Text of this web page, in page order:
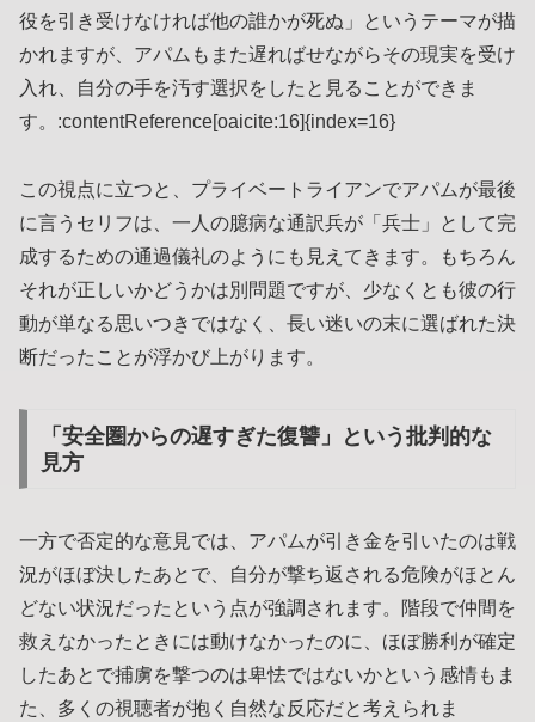
役を引き受けなければ他の誰かが死ぬ」というテーマが描
かれますが、アパムもまた遅ればせながらその現実を受け
入れ、自分の手を汚す選択をしたと見ることができま
す。:contentReference[oaicite:16]{index=16}
この視点に立つと、プライベートライアンでアパムが最後
に言うセリフは、一人の臆病な通訳兵が「兵士」として完
成するための通過儀礼のようにも見えてきます。もちろん
それが正しいかどうかは別問題ですが、少なくとも彼の行
動が単なる思いつきではなく、長い迷いの末に選ばれた決
断だったことが浮かび上がります。
「安全圏からの遅すぎた復讐」という批判的な
見方
一方で否定的な意見では、アパムが引き金を引いたのは戦
況がほぼ決したあとで、自分が撃ち返される危険がほとん
どない状況だったという点が強調されます。階段で仲間を
救えなかったときには動けなかったのに、ほぼ勝利が確定
したあとで捕虜を撃つのは卑怯ではないかという感情もま
た、多くの視聴者が抱く自然な反応だと考えられま